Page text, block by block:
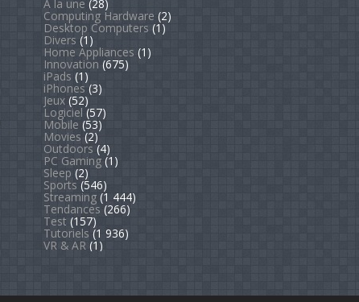
À la une (28)
Computing Hardware (2)
Desktop Computers (1)
Divers (1)
Home Appliances (1)
Innovation (675)
iPads (1)
iPhones(3)
Jeux(52)
Logiciel (57)
Mobile (53)
Movies (2)
Outdoors(4)
PC Gaming(1)
Sleep (2)
Sports(546)
Streaming(1 444)
Tendances(266)
Test (157)
Tutoriels (1 936)
VR & AR(1)